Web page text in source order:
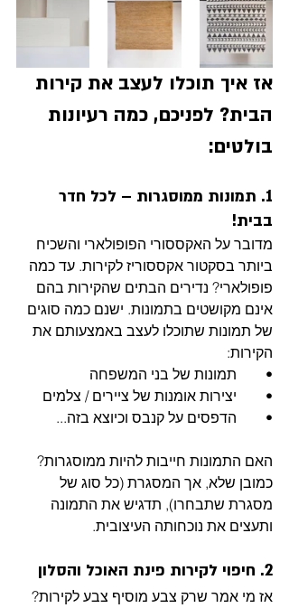
אז איך תוכלו לעצב את קירות
הבית? לפניכם, כמה רעיונות
בולטים:
1. תמונות ממוסגרות – לכל חדר
בבית!
מדובר על האקססורי הפופולארי והשכיח
ביותר בסקטור אקססוריז לקירות. עד כמה
פופולארי? נדירים הבתים שהקירות בהם
אינם מקושטים בתמונות. ישנם כמה סוגים
של תמונות שתוכלו לעצב באמצעותם את
הקירות:
•	תמונות של בני המשפחה
•	יצירות אומנות של ציירים / צלמים
•	הדפסים על קנבס וכיוצא בזה...
האם התמונות חייבות להיות ממוסגרות?
כמובן שלא, אך המסגרת (כל סוג של
מסגרת שתבחרו), תדגיש את התמונה
ותעצים את נוכחותה העיצובית.
2. חיפוי לקירות פינת האוכל והסלון
אז מי אמר שרק צבע מוסיף צבע לקירות?